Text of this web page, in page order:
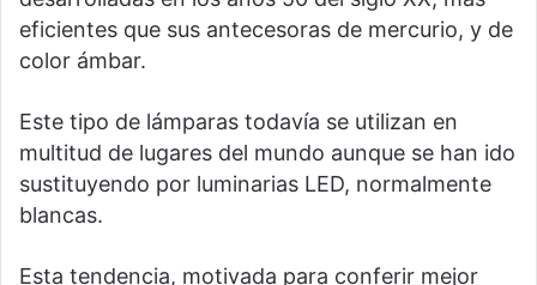
eficientes que sus antecesoras de mercurio, y de
color ámbar.
Este tipo de lámparas todavía se utilizan en
multitud de lugares del mundo aunque se han ido
sustituyendo por luminarias LED, normalmente
blancas.
Esta tendencia, motivada para conferir mejor